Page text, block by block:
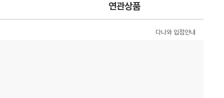
연관상품
다나와 입점안내